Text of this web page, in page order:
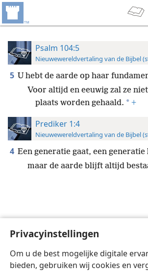
Privacyinstellingen
Om u de best mogelijke digitale
bieden, gebruiken wij cookies en
Psalm 104:5
Nieuwewereldvertaling van de Bijbel
5 U hebt de aarde op haar
Voor altijd en eeuwig zal ze
plaats worden gehaald. * +
Prediker 1:4
Nieuwewereldvertaling van de Bijbel
4 Een generatie gaat, een generatie
maar de aarde blijft altijd